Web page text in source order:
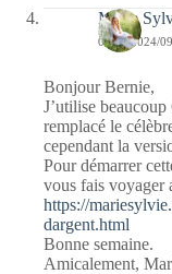
Marie
02/12/2024/
Bonjour Bernie,
J’utilise
remplacé le
cependant la
Pour démarrer
vous fais voyager
https://
dargent.html
Bonne semaine.
Amicalement,